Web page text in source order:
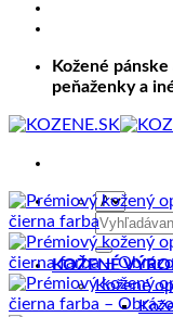
Kožené
peňaženky a
Hľadať:
KOŽENÉ
Kožené